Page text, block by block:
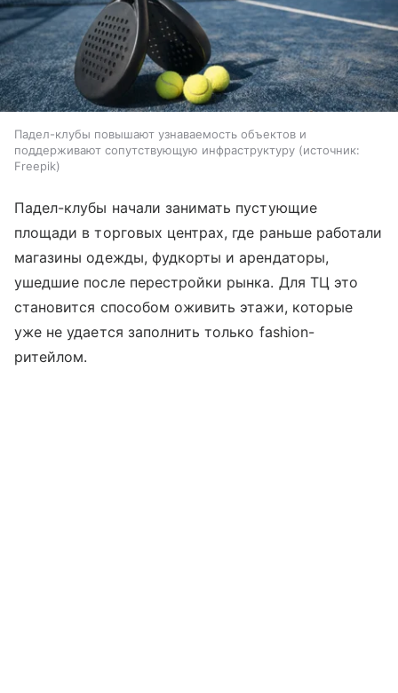
Падел-клубы повышают узнаваемость объектов и
поддерживают сопутствующую инфраструктуру
источник:
Freepik
Падел-клубы начали занимать пустующие
площади в торговых центрах, где раньше работали
магазины одежды, фудкорты и арендаторы,
ушедшие после перестройки рынка. Для ТЦ это
становится способом оживить этажи, которые
уже не удается заполнить только fashion-
ритейлом.